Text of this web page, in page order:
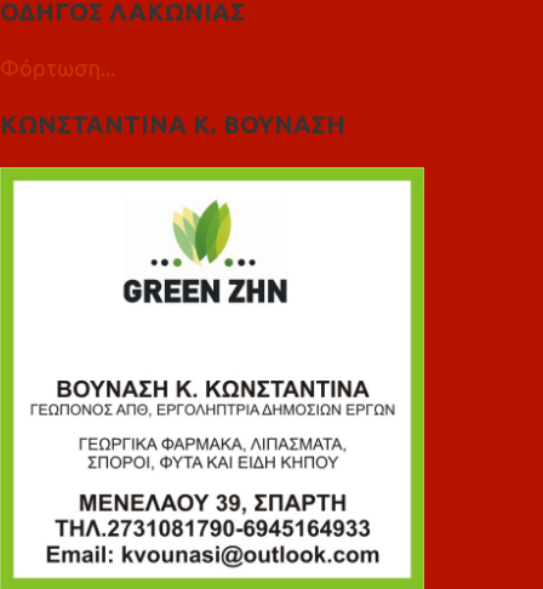
ΟΔΗΓΟΣ ΛΑΚΩΝΙΑΣ
Φόρτωση...
ΚΩΝΣΤΑΝΤΙΝΑ Κ. ΒΟΥΝΑΣΗ